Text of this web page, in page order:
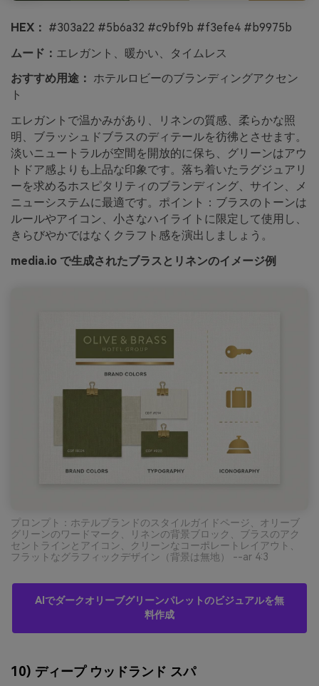
HEX： #303a22 #5b6a32 #c9bf9b #f3efe4 #b9975b
ムード： エレガント、暖かい、タイムレス
おすすめ用途： ホテルロビーのブランディングアクセン
ト
エレガントで温かみがあり、リネンの質感、柔らかな照
明、ブラッシュドブラスのディテールを彷彿とさせます。
淡いニュートラルが空間を開放的に保ち、グリーンはアウ
トドア感よりも上品な印象です。落ち着いたラグジュアリ
ーを求めるホスピタリティのブランディング、サイン、メ
ニューシステムに最適です。ポイント：ブラスのトーンは
ルールやアイコン、小さなハイライトに限定して使用し、
きらびやかではなくクラフト感を演出しましょう。
media.io で生成されたブラスとリネンのイメージ例
プロンプト：ホテルブランドのスタイルガイドページ、オリーブ
グリーンのワードマーク、リネンの背景ブロック、ブラスのアク
セントラインとアイコン、クリーンなコーポレートレイアウト、
フラットなグラフィックデザイン（背景は無地） --ar 4:3
AIでダークオリーブグリーンパレットのビジュアルを無
料作成
10) ディープ ウッドランド スパ